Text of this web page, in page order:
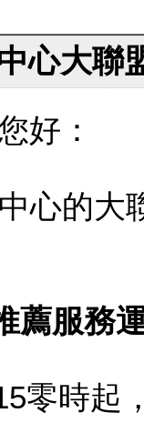
心大聯
好：
心的大
薦服務
零時起